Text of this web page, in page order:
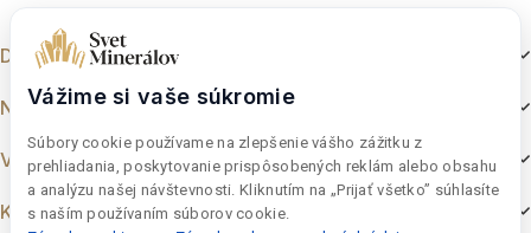
Dokumenty
Nakupovanie
Výber z e-shopu
Kontakt
Vážime si vaše súkromie
Súbory cookie používame na zlepšenie vášho zážitku z
prehliadania, poskytovanie prispôsobených reklám alebo obsahu
a analýzu našej návštevnosti. Kliknutím na „Prijať všetko” súhlasíte
s naším používaním súborov cookie.